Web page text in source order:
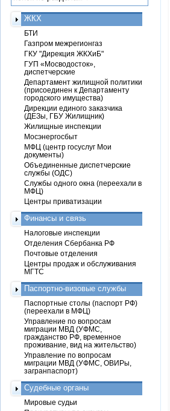
ЖКХ
БТИ
Газпром межрегионгаз
ГКУ "Дирекция ЖКХиБ"
ГУП «Мосводосток»,
диспетчерские
Департамент жилищной политики
(присоединен к Департаменту
городского имущества)
Дирекции единого заказчика
(ДЕЗы, ГБУ Жилищник)
Жилищные инспекции
Мосэнергосбыт
МФЦ (центр госуслуг Мои
документы)
Объединенные диспетчерские
службы (ОДС)
Службы одного окна (переехали в
МФЦ)
Центры приватизации
Финансы и связь
Налоговые инспекции
Отделения Сбербанка РФ
Почтовые отделения
Центры продаж и обслуживания
МГТС
Паспортно-визовые службы
Паспортные столы (паспорт РФ)
(переехали в МФЦ)
Управление по вопросам
миграции МВД (УФМС,
гражданство РФ, временное
проживание, вид на жительство)
Управление по вопросам
миграции МВД (УФМС, ОВИРы,
загранпаспорт)
Судебные органы
Мировые судьи